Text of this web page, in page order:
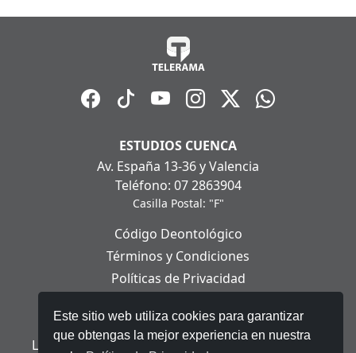
Este sitio web utiliza cookies para garantizar
que obtengas la mejor experiencia en nuestra
ESTUDIOS CUENCA
Av. España 13-36 y Valencia
Teléfono: 07 2863904
Casilla Postal: "F"
Código Deontológico
Términos y Condiciones
Políticas de Privacidad
Aviso Legal
Ley Orgánica de Protección de Datos Personales